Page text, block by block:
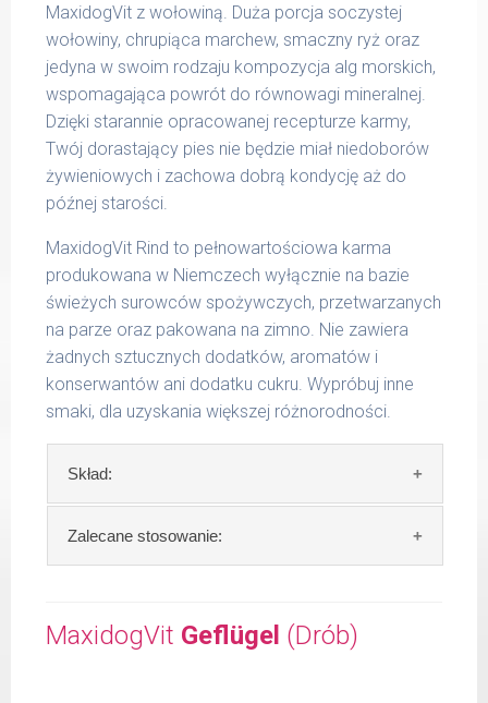
MaxidogVit z wołowiną. Duża porcja soczystej
wołowiny, chrupiąca marchew, smaczny ryż oraz
jedyna w swoim rodzaju kompozycja alg morskich,
wspomagająca powrót do równowagi mineralnej.
Dzięki starannie opracowanej recepturze karmy,
Twój dorastający pies nie będzie miał niedoborów
żywieniowych i zachowa dobrą kondycję aż do
późnej starości.
MaxidogVit Rind to pełnowartościowa karma
produkowana w Niemczech wyłącznie na bazie
świeżych surowców spożywczych, przetwarzanych
na parze oraz pakowana na zimno. Nie zawiera
żadnych sztucznych dodatków, aromatów i
konserwantów ani dodatku cukru. Wypróbuj inne
smaki, dla uzyskania większej różnorodności.
Skład:
Skład:mięso i produkty pochodzenia
zwierzęcego: 69% wołowina, 4% ryż, 4%
Szczegółowa analiza składu:
Zalecane stosowanie:
świeży posiłek, oferujemy różne objętości
puszek. Zalecamy przechowywanie
MaxidogVit Geflügel (Drób)